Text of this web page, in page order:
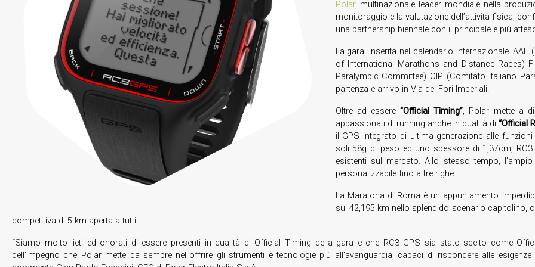
Polar, multinazionale leader mondiale nella
monitoraggio e la valutazione dell’attività fisica,
una partnership biennale con il principale e più
La gara, inserita nel calendario internazionale
of International Marathons and Distance Races)
Paralympic Committee) CIP (Comitato Italiano
partenza e arrivo in Via dei Fori Imperiali.
Oltre ad essere“Official Timing”, Polar mette a
appassionati di running anche in qualità di“Official
il GPS integrato di ultima generazione alle
soli 58g di peso ed uno spessore di 1,37cm,
esistenti sul mercato. Allo stesso tempo,
personalizzabile fino a tre righe.
La Maratona di Roma è un appuntamento
sui 42,195 km nello splendido scenario capitolino,
competitiva di 5 km aperta a tutti.
“Siamo molto lieti ed onorati di essere presenti in qualità di Official Timing della gara e che RC3 GPS sia stato scelto come
dell’impegno che Polar mette da sempre nell’offrire gli strumenti e tecnologie più all’avanguardia, capaci di rispondere alle